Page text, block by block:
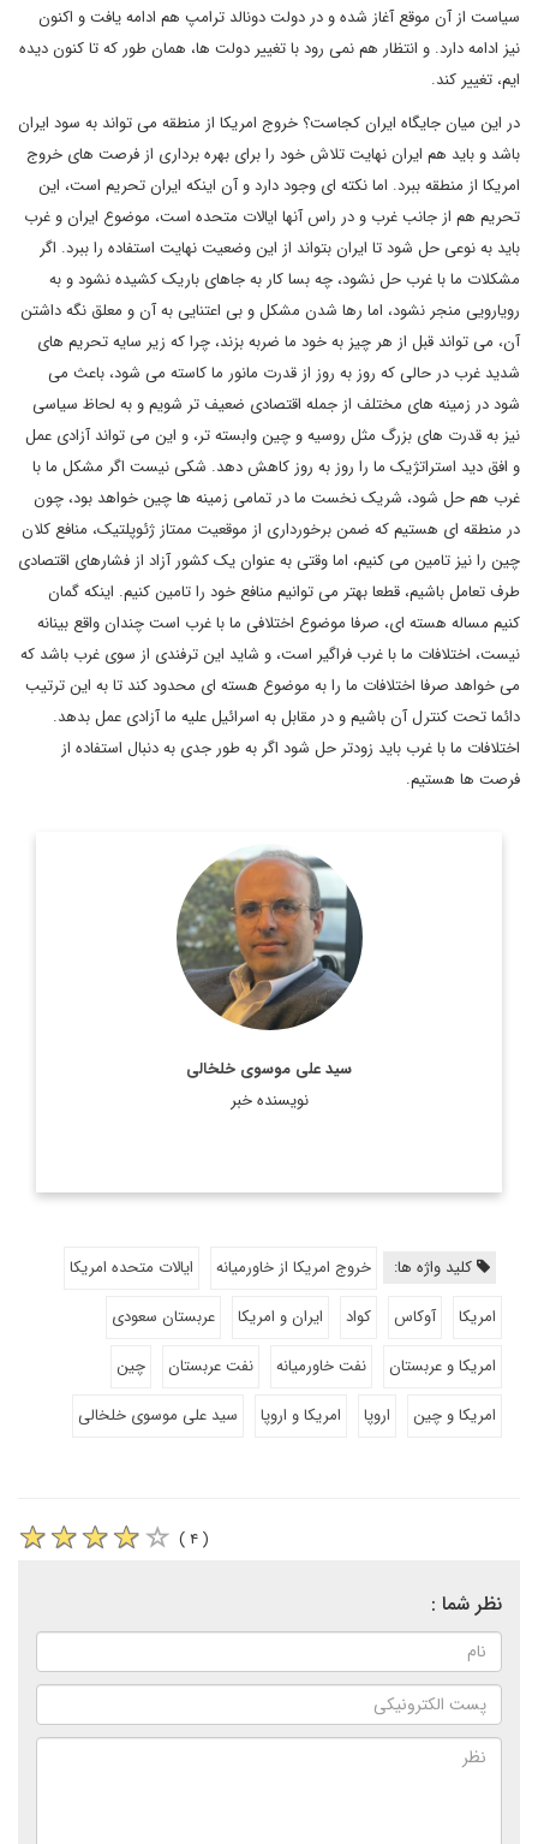
سیاست از آن موقع آغاز شده و در دولت دونالد ترامپ هم ادامه یافت و اکنون
نیز ادامه دارد. و انتظار هم نمی رود با تغییر دولت ها، همان طور که تا کنون دیده
ایم، تغییر کند.
در این میان جایگاه ایران کجاست؟ خروج امریکا از منطقه می تواند به سود ایران
باشد و باید هم ایران نهایت تلاش خود را برای بهره برداری از فرصت های خروج
امریکا از منطقه ببرد. اما نکته ای وجود دارد و آن اینکه ایران تحریم است، این
تحریم هم از جانب غرب و در راس آنها ایالات متحده است، موضوع ایران و غرب
باید به نوعی حل شود تا ایران بتواند از این وضعیت نهایت استفاده را ببرد. اگر
مشکلات ما با غرب حل نشود، چه بسا کار به جاهای باریک کشیده نشود و به
رویارویی منجر نشود، اما رها شدن مشکل و بی اعتنایی به آن و معلق نگه داشتن
آن، می تواند قبل از هر چیز به خود ما ضربه بزند، چرا که زیر سایه تحریم های
شدید غرب در حالی که روز به روز از قدرت مانور ما کاسته می شود، باعث می
شود در زمینه های مختلف از جمله اقتصادی ضعیف تر شویم و به لحاظ سیاسی
نیز به قدرت های بزرگ مثل روسیه و چین وابسته تر، و این می تواند آزادی عمل
و افق دید استراتژیک ما را روز به روز کاهش دهد. شکی نیست اگر مشکل ما با
غرب هم حل شود، شریک نخست ما در تمامی زمینه ها چین خواهد بود، چون
در منطقه ای هستیم که ضمن برخورداری از موقعیت ممتاز ژئوپلتیک، منافع کلان
چین را نیز تامین می کنیم، اما وقتی به عنوان یک کشور آزاد از فشارهای اقتصادی
طرف تعامل باشیم، قطعا بهتر می توانیم منافع خود را تامین کنیم. اینکه گمان
کنیم مساله هسته ای، صرفا موضوع اختلافی ما با غرب است چندان واقع بینانه
نیست، اختلافات ما با غرب فراگیر است، و شاید این ترفندی از سوی غرب باشد که
می خواهد صرفا اختلافات ما را به موضوع هسته ای محدود کند تا به این ترتیب
دائما تحت کنترل آن باشیم و در مقابل به اسرائیل علیه ما آزادی عمل بدهد.
اختلافات ما با غرب باید زودتر حل شود اگر به طور جدی به دنبال استفاده از
فرصت ها هستیم.
سید علی موسوی خلخالی
نویسنده خبر
روزنامه نگار، نویسنده، مترجم و سردبیر دیپلماسی ایرانی.
اطلاعات بیشتر
کلید واژه ها: خروج امریکا از خاورمیانه
ایالات متحده امریکا
امریکا
آوکاس کواد ایران و امریکا
عربستان سعودی
امریکا و عربستان
نفت خاورمیانه نفت عربستان
چین
امریکا و چین
اروپا امریکا و اروپا سید علی موسوی خلخالی
( ۴ )
نظر شما :